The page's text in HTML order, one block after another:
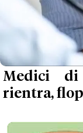
Medici di
rientra,